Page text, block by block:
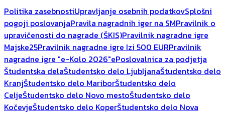
Politika zasebnostiUpravljanje osebnih podatkovSplošni
pogoji poslovanjaPravila nagradnih iger na SMPravilnik o
upravičenosti do nagrade (ŠKIS)Pravilnik nagradne igre
Majske25Pravilnik nagradne igre Izi 500 EURPravilnik
nagradne igre "e-Kolo 2026"ePoslovalnica za podjetja
Študentska delaŠtudentsko delo LjubljanaŠtudentsko delo
KranjŠtudentsko delo MariborŠtudentsko delo
CeljeŠtudentsko delo Novo mestoŠtudentsko delo
KočevjeŠtudentsko delo KoperŠtudentsko delo Nova